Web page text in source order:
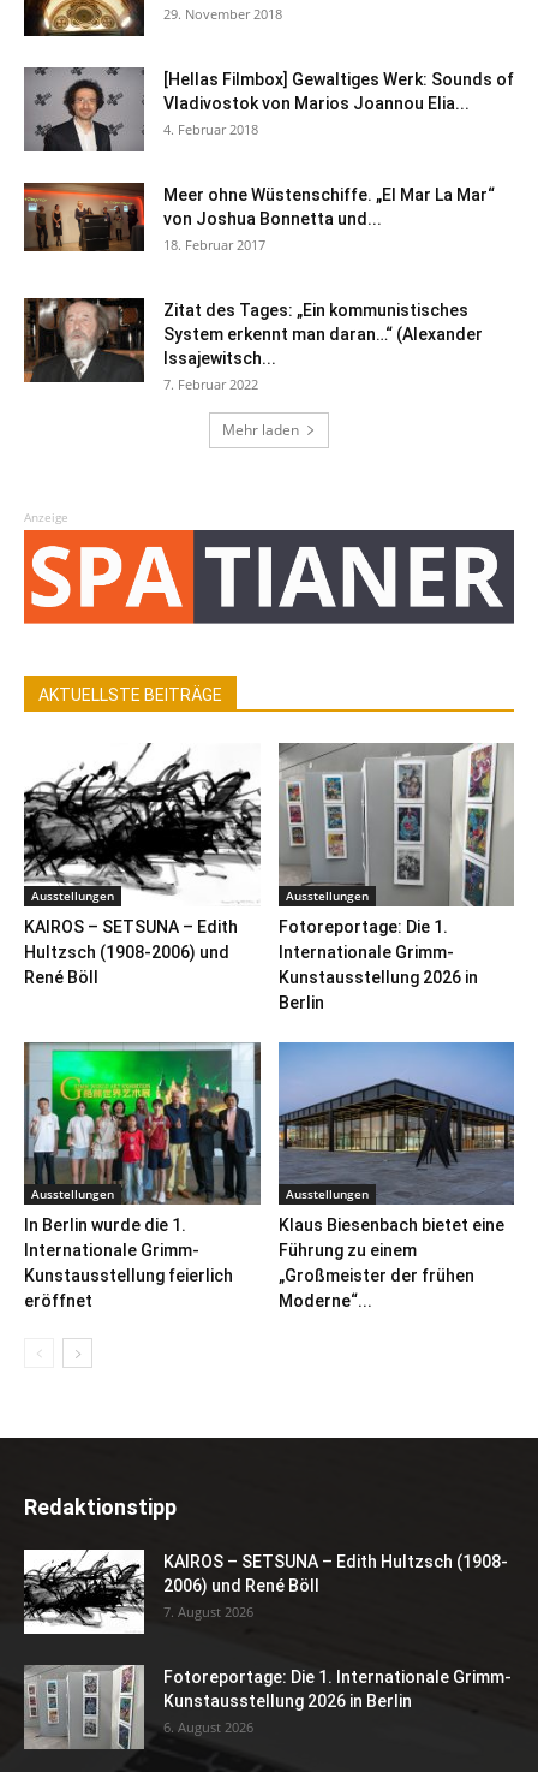
29. November 2018
[Hellas Filmbox] Gewaltiges Werk: Sounds of
Vladivostok von Marios Joannou Elia...
4. Februar 2018
Meer ohne Wüstenschiffe. „El Mar La Mar“
von Joshua Bonnetta und...
18. Februar 2017
Zitat des Tages: „Ein kommunistisches
System erkennt man daran…“ (Alexander
Issajewitsch...
7. Februar 2022
Mehr laden
Anzeige
AKTUELLSTE BEITRÄGE
Ausstellungen
KAIROS – SETSUNA – Edith
Hultzsch (1908-2006) und
René Böll
Ausstellungen
Fotoreportage: Die 1.
Internationale Grimm-
Kunstausstellung 2026 in
Berlin
Ausstellungen
In Berlin wurde die 1.
Internationale Grimm-
Kunstausstellung feierlich
eröffnet
Ausstellungen
Klaus Biesenbach bietet eine
Führung zu einem
„Großmeister der frühen
Moderne“...
Redaktionstipp
KAIROS – SETSUNA – Edith Hultzsch (1908-
2006) und René Böll
7. August 2026
Fotoreportage: Die 1. Internationale Grimm-
Kunstausstellung 2026 in Berlin
6. August 2026